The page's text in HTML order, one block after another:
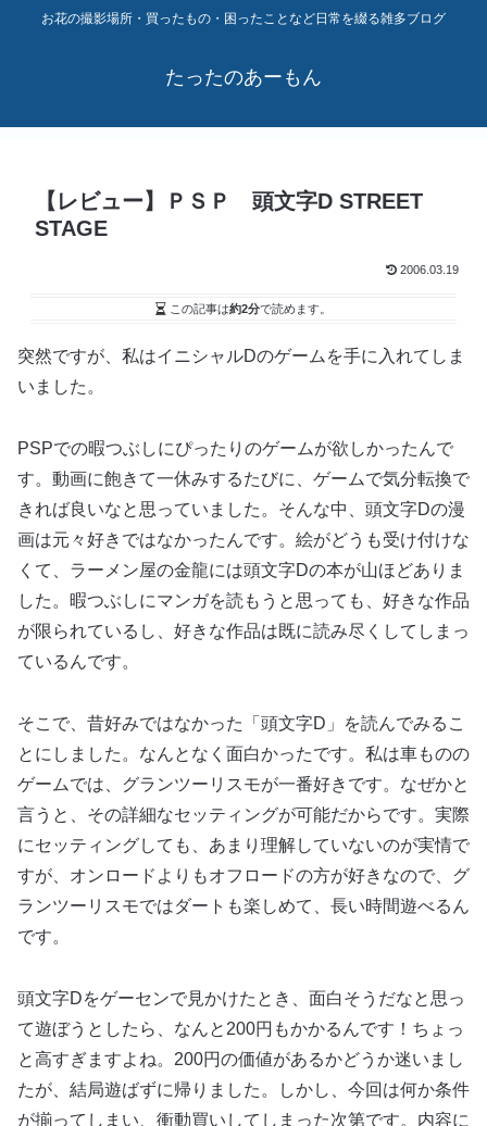
お花の撮影場所・買ったもの・困ったことなど日常を綴る雑多ブログ
たったのあーもん
【レビュー】ＰＳＰ 頭文字D STREET
STAGE
2006.03.19
この記事は約2分で読めます。
突然ですが、私はイニシャルDのゲームを手に入れてしま
いました。
PSPでの暇つぶしにぴったりのゲームが欲しかったんで
す。動画に飽きて一休みするたびに、ゲームで気分転換で
きれば良いなと思っていました。そんな中、頭文字Dの漫
画は元々好きではなかったんです。絵がどうも受け付けな
くて、ラーメン屋の金龍には頭文字Dの本が山ほどありま
した。暇つぶしにマンガを読もうと思っても、好きな作品
が限られているし、好きな作品は既に読み尽くしてしまっ
ているんです。
そこで、昔好みではなかった「頭文字D」を読んでみるこ
とにしました。なんとなく面白かったです。私は車ものの
ゲームでは、グランツーリスモが一番好きです。なぜかと
言うと、その詳細なセッティングが可能だからです。実際
にセッティングしても、あまり理解していないのが実情で
すが、オンロードよりもオフロードの方が好きなので、グ
ランツーリスモではダートも楽しめて、長い時間遊べるん
です。
頭文字Dをゲーセンで見かけたとき、面白そうだなと思っ
て遊ぼうとしたら、なんと200円もかかるんです！ちょっ
と高すぎますよね。200円の価値があるかどうか迷いまし
たが、結局遊ばずに帰りました。しかし、今回は何か条件
が揃ってしまい、衝動買いしてしまった次第です。内容に